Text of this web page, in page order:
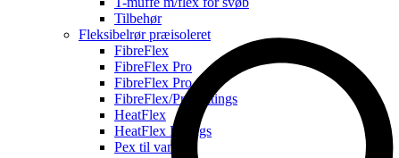
Tilbehør
Fleksibelrør præisoleret
FibreFlex
FibreFlex Pro
FibreFlex Pro 16
FibreFlex/Pro Fittings
HeatFlex
HeatFlex Fittings
Pex til vand